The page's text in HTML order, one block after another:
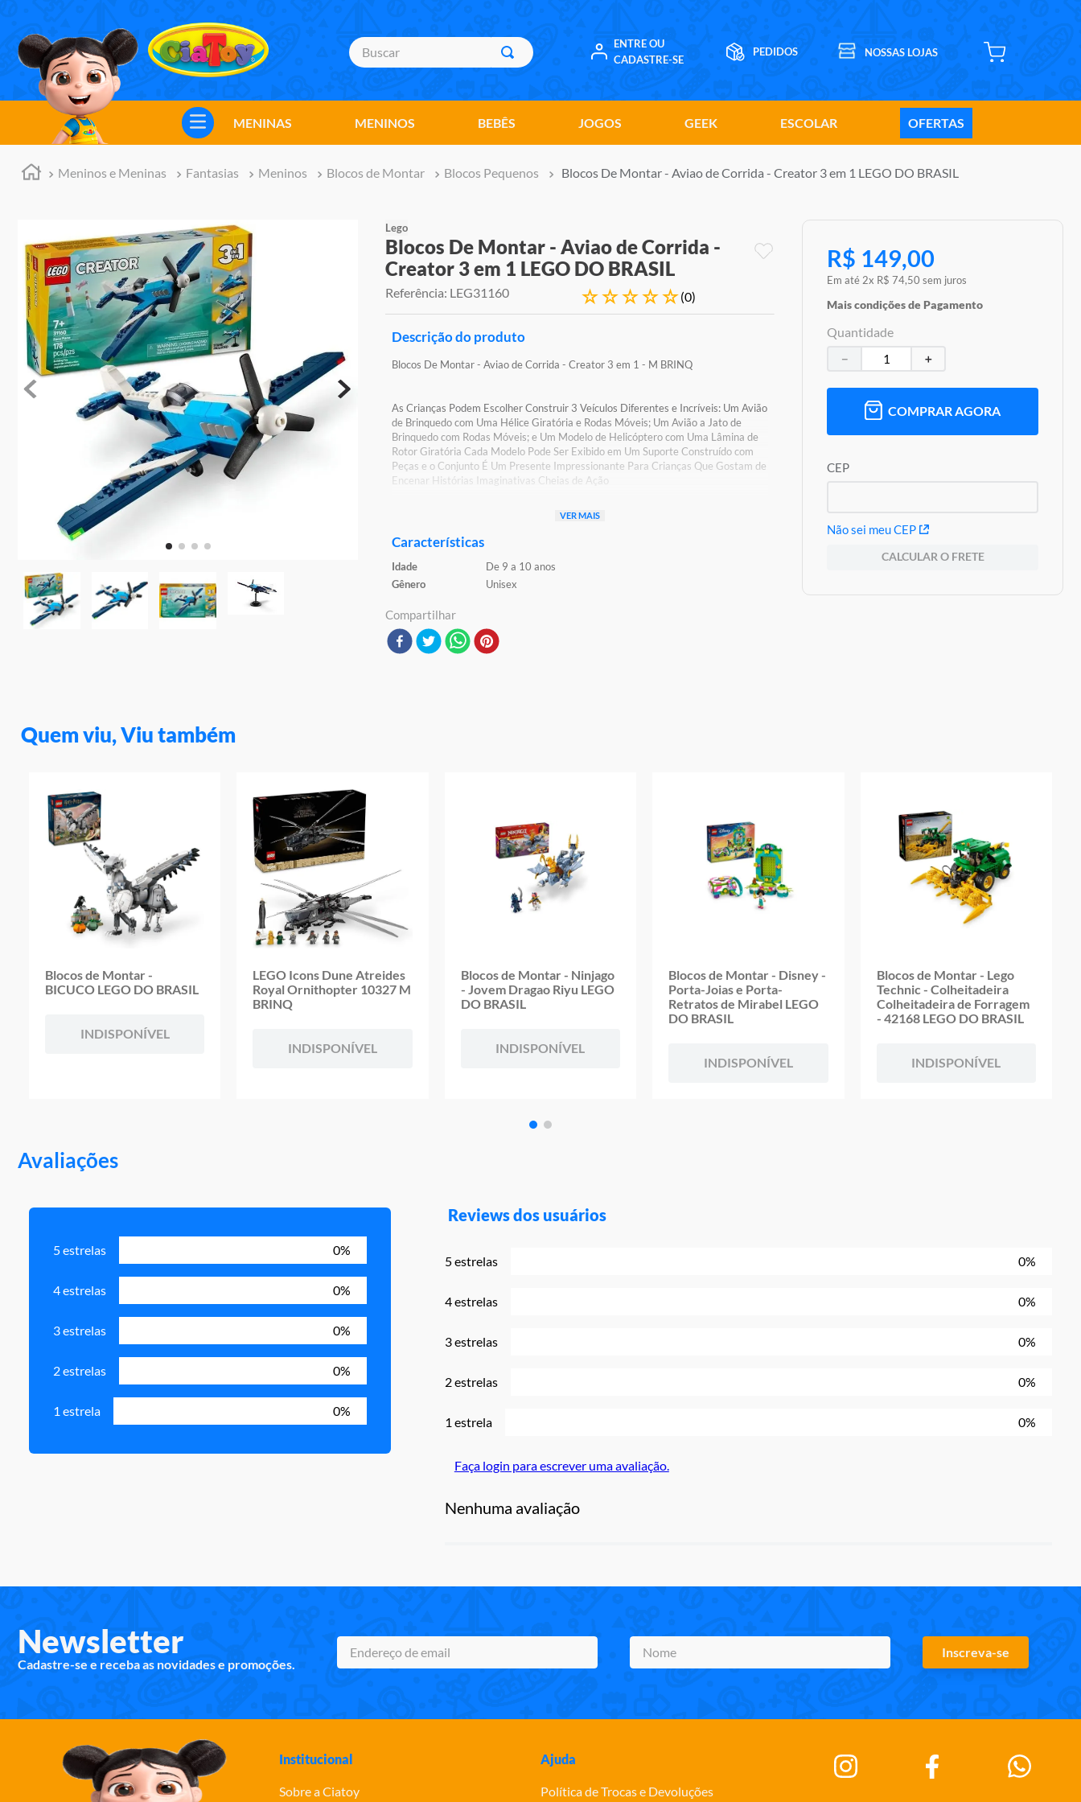
Buscar
ENTRE OU
CADASTRE-SE
MENINAS MENINOS BEBÊS JOGOS GEEK ESCOLAR OFERTAS
Meninos e Meninas Fantasias Meninos Blocos de Montar Blocos Pequenos Blocos De Montar - Aviao de Corrida - Creator 3 em 1 LEGO DO BRASIL
Lego
Blocos De Montar - Aviao de Corrida -
Creator 3 em 1 LEGO DO BRASIL
Referência: LEG31160 ☆☆☆☆☆(0)
Descrição do produto
Blocos De Montar - Aviao de Corrida - Creator 3 em 1 - M BRINQ
As Crianças Podem Escolher Construir 3 Veículos Diferentes e Incríveis: Um Avião
de Brinquedo com Uma Hélice Giratória e Rodas Móveis; Um Avião a Jato de
Brinquedo com Rodas Móveis; e Um Modelo de Helicóptero com Uma Lâmina de
Rotor Giratória Cada Modelo Pode Ser Exibido em Um Suporte Construído com
Peças e o Conjunto É Um Presente Impressionante Para Crianças Que Gostam de
Encenar Histórias Imaginativas Cheias de Ação
Certificação: Certificado Pelos Órgãos Autorizados - OCP`S(Organismos De
Registro: 005 828/2021 OCP:0061
Conteúdo da Embalagem: 178 Peças
Material/Composição: Plástico
Ref: 31160
Marca: Lego
VER MAIS
Características
Idade
De 9 a 10 anos
Gênero
Unisex
Compartilhar
R$ 149,00
Em até 2x R$ 74,50 sem juros
Mais condições de Pagamento
Quantidade
＋
－
COMPRAR AGORA
CEP
Não sei meu CEP
CALCULAR O FRETE
Quem viu, Viu também
Blocos de Montar -
BICUCO LEGO DO BRASIL
INDISPONÍVEL
LEGO Icons Dune Atreides
Royal Ornithopter 10327 M
BRINQ
INDISPONÍVEL
Blocos de Montar - Ninjago
- Jovem Dragao Riyu LEGO
DO BRASIL
INDISPONÍVEL
Blocos de Montar - Disney -
Porta-Joias e Porta-
Retratos de Mirabel LEGO
DO BRASIL
INDISPONÍVEL
Blocos de Montar - Lego
Technic - Colheitadeira
Colheitadeira de Forragem
- 42168 LEGO DO BRASIL
INDISPONÍVEL
Avaliações
5 estrelas 0%
4 estrelas 0%
3 estrelas 0%
2 estrelas 0%
1 estrela 0%
Reviews dos usuários
5 estrelas 0%
4 estrelas 0%
3 estrelas 0%
2 estrelas 0%
1 estrela 0%
Faça login para escrever uma avaliação.
Nenhuma avaliação
Newsletter
Cadastre-se e receba as novidades e promoções.
Inscreva-se
Institucional
Sobre a Ciatoy
Ajuda
Política de Trocas e Devoluções
TERMOS MAIS BUSCADOS
meninos
marvel legends
barbie
bebes
boneca
pokemon
jogos
rainbow high